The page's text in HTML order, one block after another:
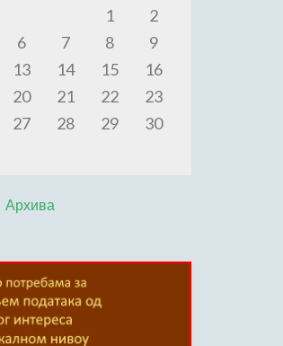
1
2
6 7 8
9
13 14 15
16
20 21 22
23
27 28 29
30
Архива